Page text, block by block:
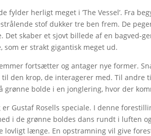
fylder herligt meget i ’The Vessel’. Fra
stof dukker tre ben frem. De
Det skaber et sjovt billede af en bagved-
som er strakt gigantisk meget ud.
fortsætter og antager nye former.
den krop, de interagerer med. Til andre
grønne bolde i en jonglering, hvor der
er Gustaf Rosells speciale. I denne
i de grønne boldes dans rundt i luften
lovligt længe. En opstramning vil give